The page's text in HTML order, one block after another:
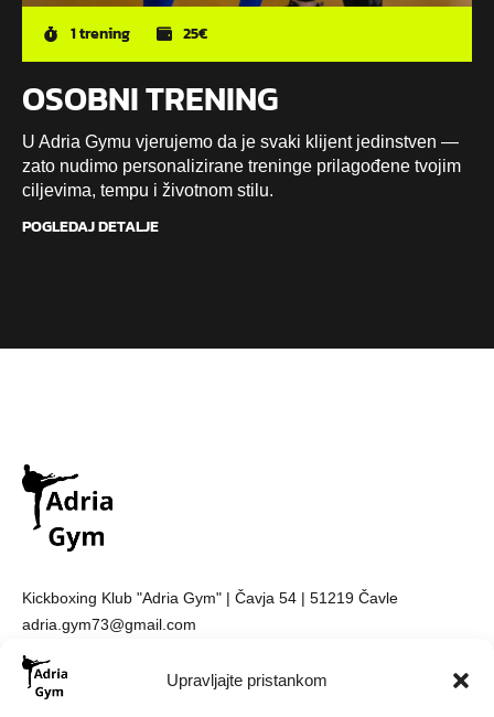
Upravljajte pristankom
1 trening 25€
OSOBNI TRENING
U Adria Gymu vjerujemo da je svaki klijent jedinstven —
zato nudimo personalizirane treninge prilagođene tvojim
ciljevima, tempu i životnom stilu.
POGLEDAJ DETALJE
Kickboxing Klub "Adria Gym" | Čavja 54 | 51219 Čavle
adria.gym73@gmail.com